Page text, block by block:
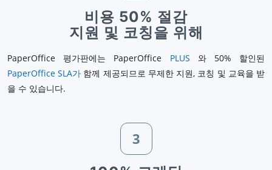
비용 50% 절감
지원 및 코칭을 위해
PaperOffice 평가판에는 PaperOffice PLUS 와 50% 할인된
PaperOffice SLA가 함께 제공되므로 무제한 지원, 코칭 및 교육을 받
을 수 있습니다.
3